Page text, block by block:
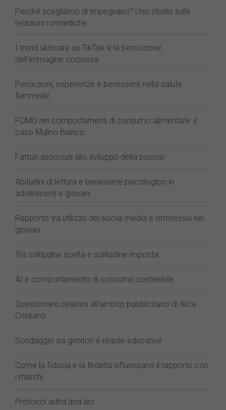
Perché scegliamo di impegnarci? Uno studio sulle
relazioni romantiche
I trend skincare su TikTok e la percezione
dell'immagine corporea
Percezioni, esperienze e benessere nella salute
femminile
FOMO nei comportamenti di consumo alimentare: il
caso Mulino Bianco
Fattori associati allo sviluppo della psicosi
Abitudini di lettura e benessere psicologico in
adolescenti e giovani
Rapporto tra utilizzo dei social media e ortoressia nei
giovani
Tra solitudine scelta e solitudine imposta
AI e comportamento di consumo sostenibile
Questionario relativo all'ambito pubblicitario di Alice
Cristiano
Sondaggio sui genitori e regole educative
Come la fiducia e la fedeltà influenzano il rapporto con
i marchi
Protocol adhd and aci